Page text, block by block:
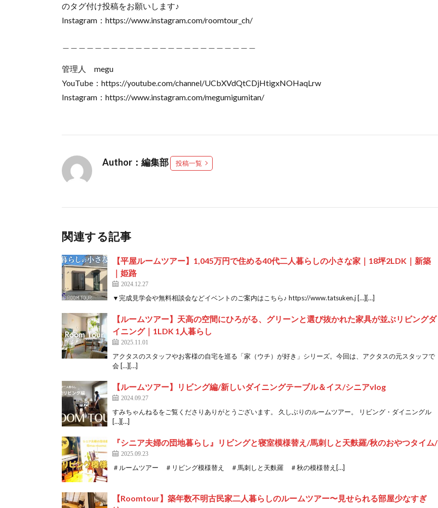
のタグ付け投稿をお願いします♪
Instagram：https://www.instagram.com/roomtour_ch/
管理人 megu
YouTube：https://youtube.com/channel/UCbXVdQtCDjHtigxNOHaqLrw
Instagram：https://www.instagram.com/megumigumitan/
Author：編集部 投稿一覧
関連する記事
【平屋ルームツアー】1,045万円で住める40代二人暮らしの小さな家｜18坪2LDK｜新築
｜姫路
2024.12.27
▼完成見学会や無料相談会などイベントのご案内はこちら♪ https://www.tatsuken.j […][…]
【ルームツアー】天高の空間にひろがる、グリーンと選び抜かれた家具が並ぶリビングダ
イニング｜1LDK 1人暮らし
2025.11.01
アクタスのスタッフやお客様の自宅を巡る「家（ウチ）が好き」シリーズ。今回は、アクタスの元スタッフで
会 […][…]
【ルームツアー】リビング編/新しいダイニングテーブル＆イス/シニアvlog
2024.09.27
すみちゃんねるをご覧くださりありがとうございます。 久しぶりのルームツアー。 リビング・ダイニングル
[…][…]
『シニア夫婦の団地暮らし』リビングと寝室模様替え/馬刺しと天麩羅/秋のおやつタイム/
2025.09.23
＃ルームツアー ＃リビング模様替え ＃馬刺しと天麩羅 ＃秋の模様替え[…]
【Roomtour】築年数不明古民家二人暮らしのルームツアー〜見せられる部屋少なすぎ